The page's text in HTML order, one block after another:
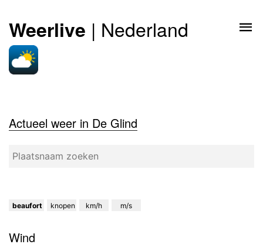
Weerlive | Nederland
Actueel weer in De Glind
beaufort knopen km/h m/s
Wind